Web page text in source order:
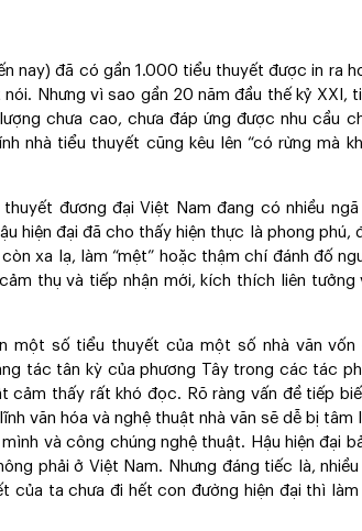
nay) đã có gần 1.000 tiểu thuyết được in ra
Nhưng vì sao gần 20 năm đầu thế kỷ XXI,
chưa cao, chưa đáp ứng được nhu cầu
nhà tiểu thuyết cũng kêu lên “có rừng mà
đương đại Việt Nam đang có nhiều ngã
hiện đại đã cho thấy hiện thực là phong phú,
xa lạ, làm “mệt” hoặc thậm chí đánh đố
thụ và tiếp nhận mới, kích thích liên tưởng
một số tiểu thuyết của một số nhà văn vốn
tác tân kỳ của phương Tây trong các tác
cảm thấy rất khó đọc. Rõ ràng vấn đề tiếp
văn hóa và nghệ thuật nhà văn sẽ dễ bị tâm
và công chúng nghệ thuật. Hậu hiện đại
phải ở Việt Nam. Nhưng đáng tiếc là, nhiều
của ta chưa đi hết con đường hiện đại thì